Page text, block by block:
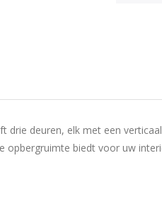
drie deuren, elk met een
opbergruimte biedt voor uw